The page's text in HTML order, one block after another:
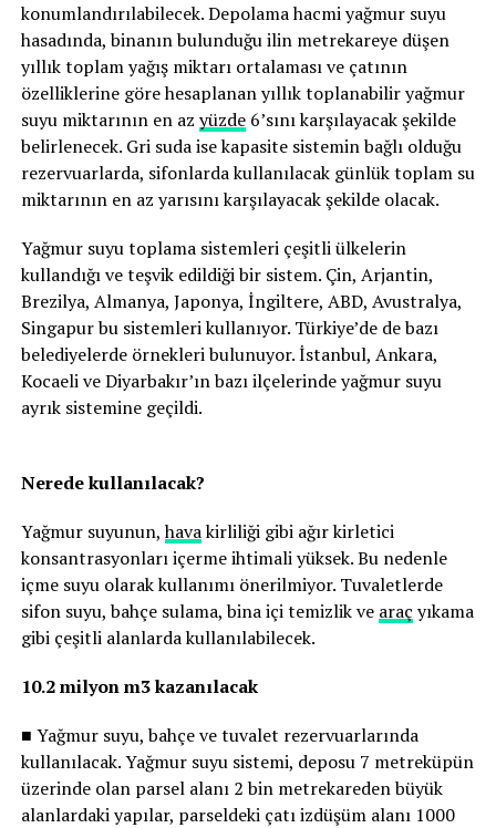
konumlandırılabilecek. Depolama hacmi yağmur suyu
hasadında, binanın bulunduğu ilin metrekareye düşen
yıllık toplam yağış miktarı ortalaması ve çatının
özelliklerine göre hesaplanan yıllık toplanabilir yağmur
suyu miktarının en az yüzde6’sını karşılayacak şekilde
belirlenecek. Gri suda ise kapasite sistemin bağlı olduğu
rezervuarlarda, sifonlarda kullanılacak günlük toplam su
miktarının en az yarısını karşılayacak şekilde olacak.
Yağmur suyu toplama sistemleri çeşitli ülkelerin
kullandığı ve teşvik edildiği bir sistem. Çin, Arjantin,
Brezilya, Almanya, Japonya, İngiltere, ABD, Avustralya,
Singapur bu sistemleri kullanıyor. Türkiye’de de bazı
belediyelerde örnekleri bulunuyor. İstanbul, Ankara,
Kocaeli ve Diyarbakır’ın bazı ilçelerinde yağmur suyu
ayrık sistemine geçildi.
Nerede kullanılacak?
Yağmur suyunun,havakirliliği gibi ağır kirletici
konsantrasyonları içerme ihtimali yüksek. Bu nedenle
içme suyu olarak kullanımı önerilmiyor. Tuvaletlerde
sifon suyu, bahçe sulama, bina içi temizlik ve araç yıkama
gibi çeşitli alanlarda kullanılabilecek.
10.2 milyon m3 kazanılacak
■ Yağmur suyu, bahçe ve tuvalet rezervuarlarında
kullanılacak. Yağmur suyu sistemi, deposu 7 metreküpün
üzerinde olan parsel alanı 2 bin metrekareden büyük
alanlardaki yapılar, parseldeki çatı izdüşüm alanı 1000